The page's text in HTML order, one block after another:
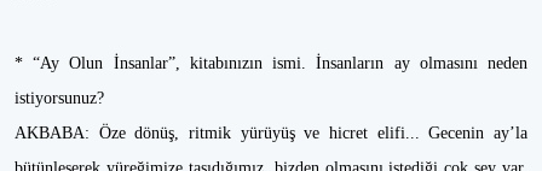
* “Ay Olun İnsanlar”, kitabınızın ismi. İnsanların ay olmasını neden
istiyorsunuz?
AKBABA: Öze dönüş, ritmik yürüyüş ve hicret elifi... Gecenin ay’la